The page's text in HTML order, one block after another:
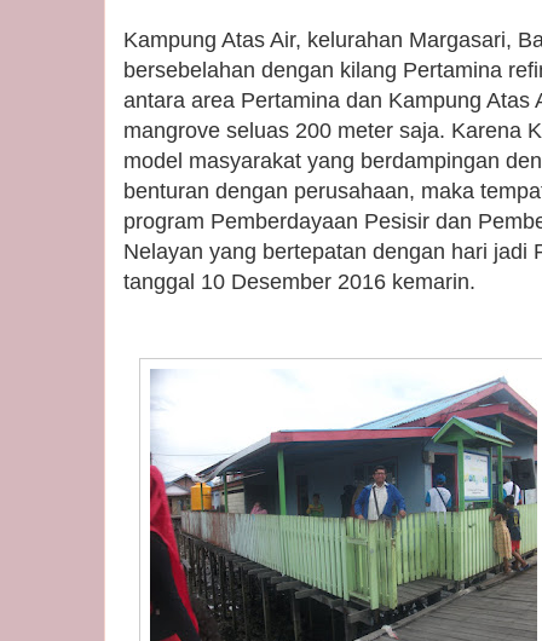
Kampung Atas Air, kelurahan Margasari,
bersebelahan dengan kilang Pertamina
antara area Pertamina dan Kampung Atas
mangrove seluas 200 meter saja. Karena
model masyarakat yang berdampingan
benturan dengan perusahaan, maka
program Pemberdayaan Pesisir dan
Nelayan yang bertepatan dengan hari jadi
tanggal 10 Desember 2016 kemarin.